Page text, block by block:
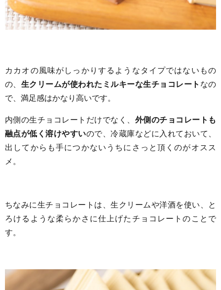
カカオの風味がしっかりするようなタイプではないもの
の、 生クリームが使われた ミルキーな生チョコレート なの
で、満足感はかなり高いです。
内側の生チョコレートだけでなく、 外側のチョコレートも
融点が低く溶けやすいので、冷蔵庫などに入れておいて、
出してからも手につかないうちにさっと頂くのがオスス
メ。
ちなみに生チョコレートは、生クリームや洋酒を使い、と
ろけるような柔らかさに仕上げたチョコレートのことで
す。